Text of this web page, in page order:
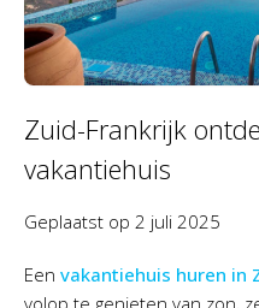
Zuid-Frankrijk
vakantiehuis
Geplaatst op 2 juli 2025
Een vakantiehuis huren in